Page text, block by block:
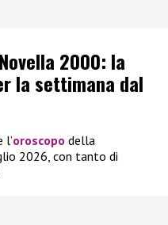
2000: la
la settimana dal
l’oroscopo della
2026, con tanto di